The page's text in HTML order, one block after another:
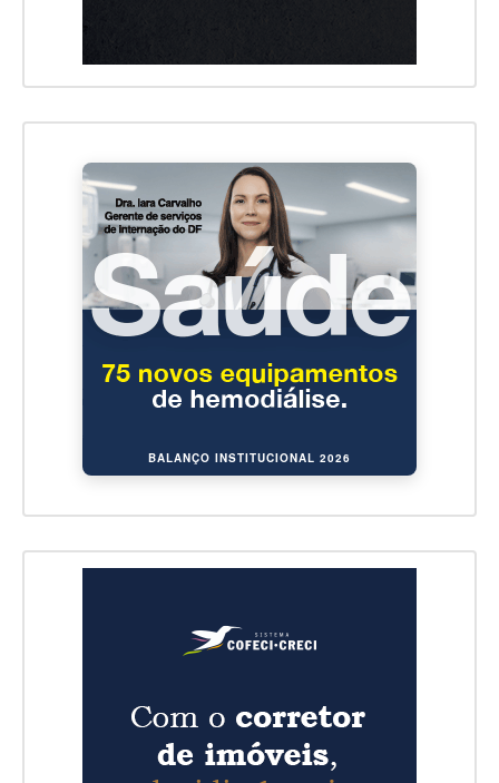
BALANÇO INSTITUCIONAL 2026